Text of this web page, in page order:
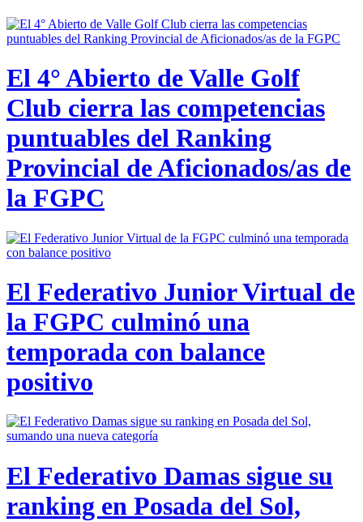
El 4° Abierto de Valle Golf
Club cierra las competencias
puntuables del Ranking
Provincial de Aficionados/as de
la FGPC
El Federativo Junior Virtual de
la FGPC culminó una
temporada con balance
positivo
El Federativo Damas sigue su
ranking en Posada del Sol,